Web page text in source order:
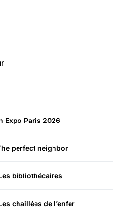
Expo Paris 2026
perfect neighbor
bibliothécaires
chaillées de l’enfer